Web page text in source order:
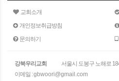
교회소개
개인정보취급방침
문의하기
강북우리교회 서울시 도봉구 노해로
이메일 :gbwoori@gmail.com